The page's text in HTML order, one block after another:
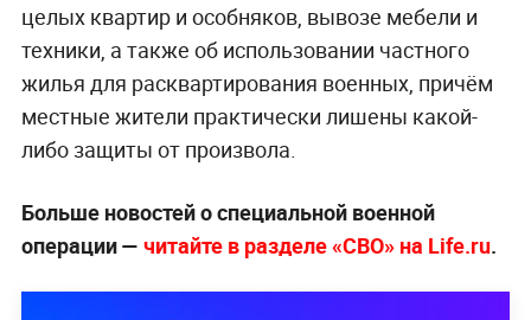
целых квартир и особняков, вывозе мебели и
техники, а также об использовании частного
жилья для расквартирования военных, причём
местные жители практически лишены какой-
либо защиты от произвола.
Больше новостей о специальной военной
операции — читайте в разделе «СВО» на Life.ru.